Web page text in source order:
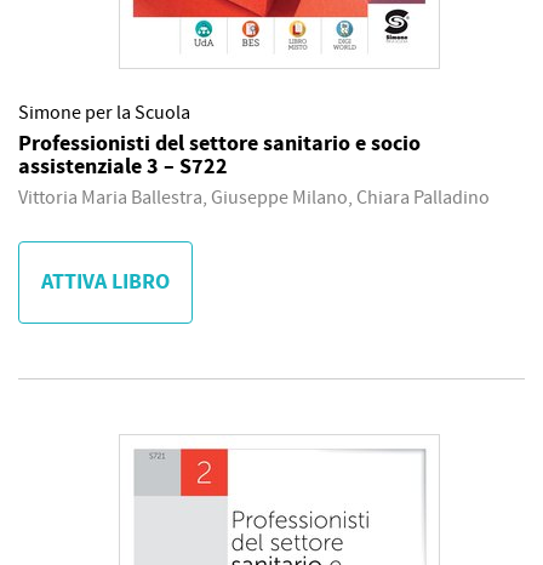
Simone per la Scuola
Professionisti del settore sanitario e socio
assistenziale 3 – S722
Vittoria Maria Ballestra, Giuseppe Milano, Chiara Palladino
ATTIVA LIBRO